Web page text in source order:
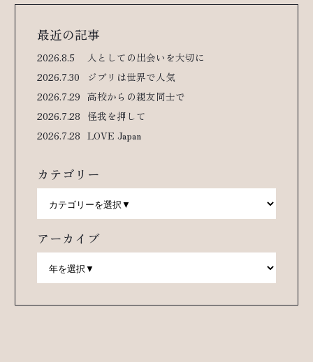
最近の記事
2026.8.5
人としての出会いを大切に
2026.7.30
ジブリは世界で人気
2026.7.29 高校からの親友同士で
2026.7.28 怪我を押して
2026.7.28 LOVE Japan
カテゴリー
アーカイブ